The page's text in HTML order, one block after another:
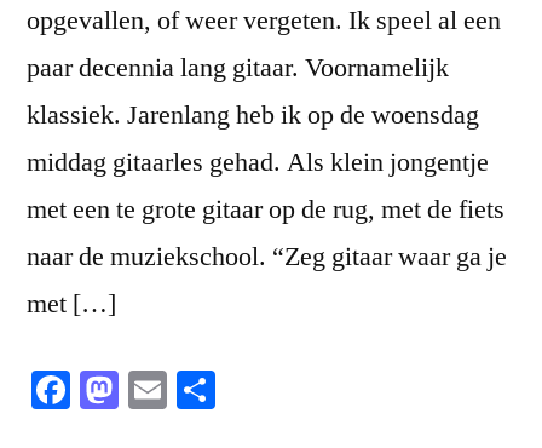
opgevallen, of weer vergeten. Ik speel al een
paar decennia lang gitaar. Voornamelijk
klassiek. Jarenlang heb ik op de woensdag
middag gitaarles gehad. Als klein jongentje
met een te grote gitaar op de rug, met de fiets
naar de muziekschool. “Zeg gitaar waar ga je
met […]
Facebook
Mastodon
Email